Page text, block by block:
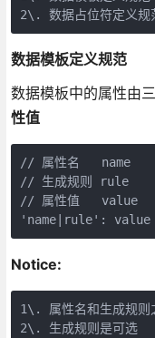
2\. 数据占位符定义规
数据模板定义规范
数据模板中的属性由三
性值
// 属性名   name
// 生成规则 rule
// 属性值   value
'name|rule': value
Notice:
1\. 属性名和生成规
2\. 生成规则是可选